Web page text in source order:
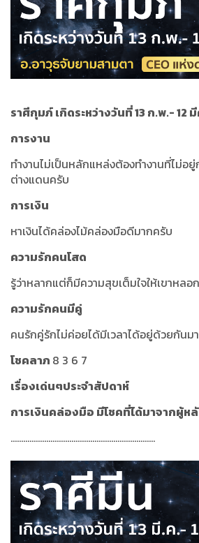
ราศีกุมภ์ เกิดระหว่างวันที่ 13 ก.พ.- 12
การงาน
ทำงานไม่เป็นหลักแหล่งต้องทำงานที่ไม่
ต่างแดนครับ
การเงิน
หาเงินได้คล่องไม้คล่องมือดีมากครับ
ความรักคนโสด
รู้ว่าหลากแต่ก็มีความสุขเต็มใจให้เขาหลอ
ความรักคนมีคู่
คนรักคู่รักไม่ค่อยได้มีเวลาได้อยู่ด้วยกันม
โชคลาภ 8 3 6 7
เรื่องเด่นๆประจำสัปดาห์
การเงินคล่องมือ มีโชคที่ได้มาจากผู้ห
.....................................................................